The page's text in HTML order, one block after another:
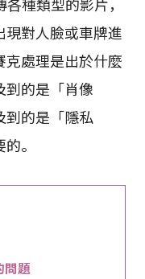
對人臉或車牌進
處理是出於什麼
到的是「肖像
到的是「隱私
。
問題